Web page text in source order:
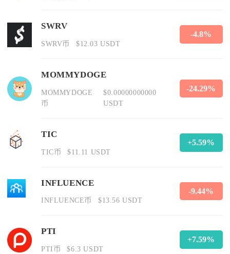
SWRV
SWRV币 $12.03 USDT
-4.8%
MOMMYDOGE
MOMMYDOGE
币
$0.00000000000
USDT
-24.29%
TIC
TIC币 $11.11 USDT
+5.59%
INFLUENCE
INFLUENCE币 $13.56 USDT
-9.44%
PTI
PTI币 $6.3 USDT
+7.59%